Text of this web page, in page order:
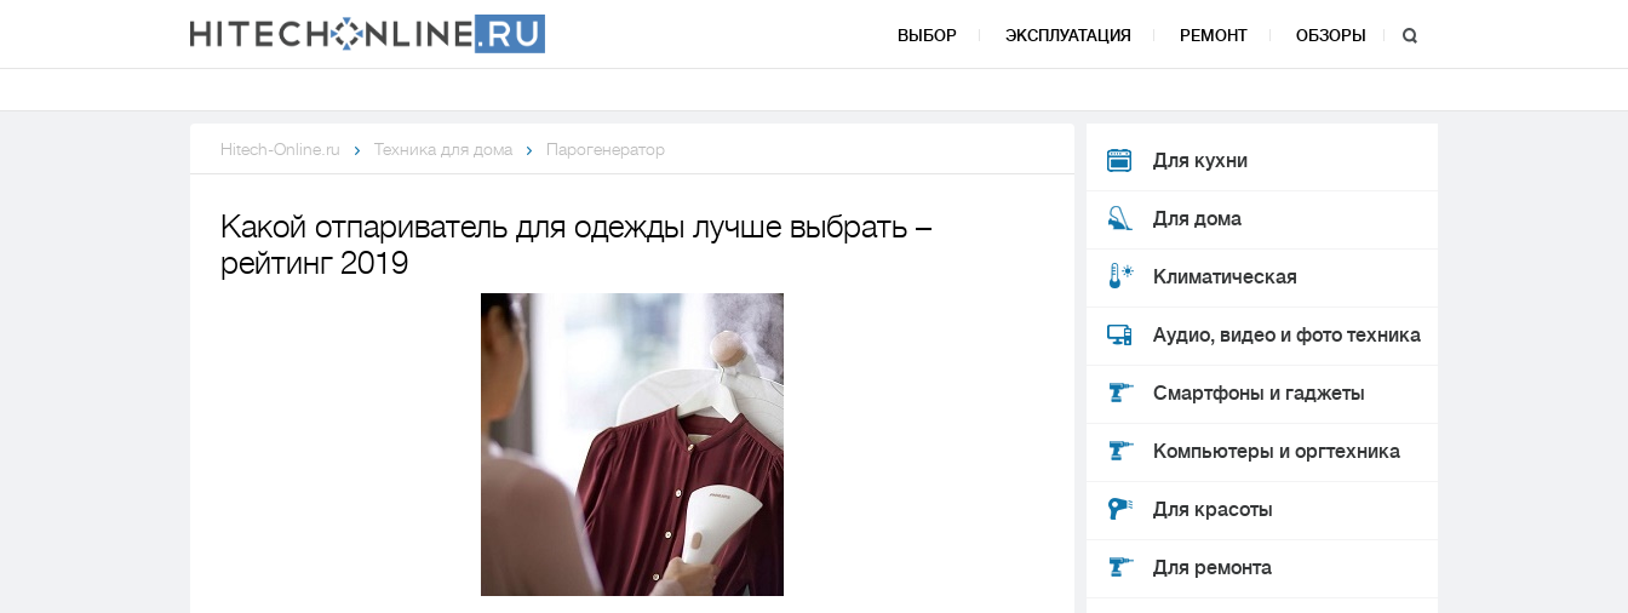
ВЫБОР ЭКСПЛУАТАЦИЯ РЕМОНТ ОБЗОРЫ
Hitech-Online.ru Техника для дома Парогенератор
Какой отпариватель для одежды лучше выбрать –
рейтинг 2019
Для кухни
Для дома
Климатическая
Аудио, видео и фото техника
Смартфоны и гаджеты
Компьютеры и оргтехника
Для красоты
Для ремонта